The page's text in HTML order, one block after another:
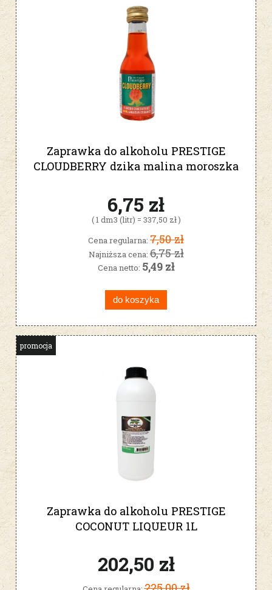
Zaprawka do alkoholu PRESTIGE
CLOUDBERRY dzika malina moroszka
6,75 zł
( 1 dm3 (litr) = 337,50 zł )
Cena regularna: 7,50 zł
Najniższa cena:6,75 zł
Cena netto: 5,49 zł
do koszyka
Zaprawka do alkoholu PRESTIGE
COCONUT LIQUEUR 1L
202,50 zł
promocja